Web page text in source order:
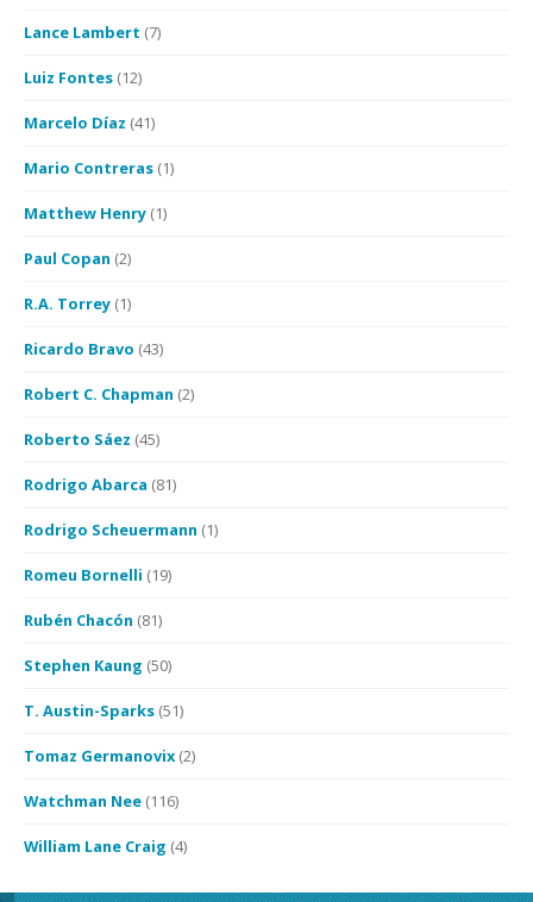
Lance Lambert (7)
Luiz Fontes (12)
Marcelo Díaz (41)
Mario Contreras (1)
Matthew Henry (1)
Paul Copan (2)
R.A. Torrey (1)
Ricardo Bravo (43)
Robert C. Chapman (2)
Roberto Sáez (45)
Rodrigo Abarca (81)
Rodrigo Scheuermann (1)
Romeu Bornelli (19)
Rubén Chacón (81)
Stephen Kaung (50)
T. Austin-Sparks (51)
Tomaz Germanovix (2)
Watchman Nee (116)
William Lane Craig (4)